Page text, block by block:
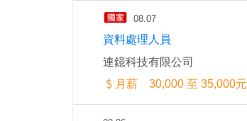
08.07
資料處理人員
連鐿科技有限公司
月薪 30,000 至 35,000元